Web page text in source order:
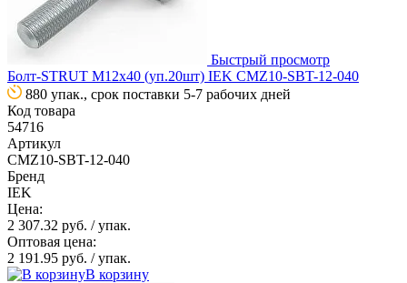
Быстрый просмотр
Болт-STRUT М12х40 (уп.20шт) IEK CMZ10-SBT-12-040
880 упак., срок поставки 5-7 рабочих дней
Код товара
54716
Артикул
CMZ10-SBT-12-040
Бренд
IEK
Цена:
2 307.32 руб. / упак.
Оптовая цена:
2 191.95 руб. / упак.
В корзину